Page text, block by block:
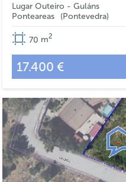
Lugar Outeiro - Guláns
Ponteareas
Pontevedra
70 m2
17.400 €